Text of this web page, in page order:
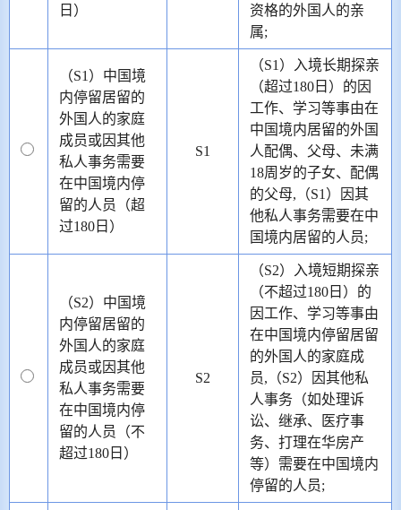
日）
资格的外国人的亲
属;
（S1）中国境
内停留居留的
外国人的家庭
成员或因其他
私人事务需要
在中国境内停
留的人员（超
过180日）
S1
（S1）入境长期探亲
（超过180日）的因
工作、学习等事由在
中国境内居留的外国
人配偶、父母、未满
18周岁的子女、配偶
的父母,（S1）因其
他私人事务需要在中
国境内居留的人员;
（S2）中国境
内停留居留的
外国人的家庭
成员或因其他
私人事务需要
在中国境内停
留的人员（不
超过180日）
S2
（S2）入境短期探亲
（不超过180日）的
因工作、学习等事由
在中国境内停留居留
的外国人的家庭成
员,（S2）因其他私
人事务（如处理诉
讼、继承、医疗事
务、打理在华房产
等）需要在中国境内
停留的人员;